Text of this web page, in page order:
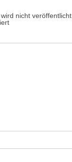
nicht veröffentlicht.